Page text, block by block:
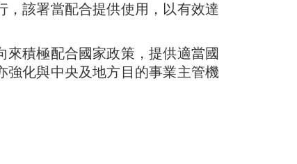
該署當配合提供使用，以有效達
來積極配合國家政策，提供適當國
強化與中央及地方目的事業主管機